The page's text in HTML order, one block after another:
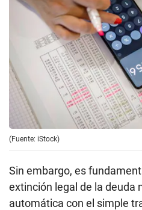
(Fuente: iStock)
Sin embargo, es
extinción legal de la deuda
automática con el simple